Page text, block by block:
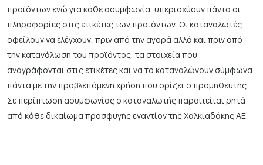
προϊόντων ενώ για κάθε ασυμφωνία, υπερισχύουν πάντα οι
πληροφορίες στις ετικέτες των προϊόντων. Οι καταναλωτές
οφείλουν να ελέγχουν, πριν από την αγορά αλλά και πριν από
την κατανάλωση του προϊόντος, τα στοιχεία που
αναγράφονται στις ετικέτες και να το καταναλώνουν σύμφωνα
πάντα με την προβλεπόμενη χρήση που ορίζει ο προμηθευτής.
Σε περίπτωση ασυμφωνίας ο καταναλωτής παραιτείται ρητά
από κάθε δικαίωμα προσφυγής εναντίον της Χαλκιαδάκης ΑΕ.